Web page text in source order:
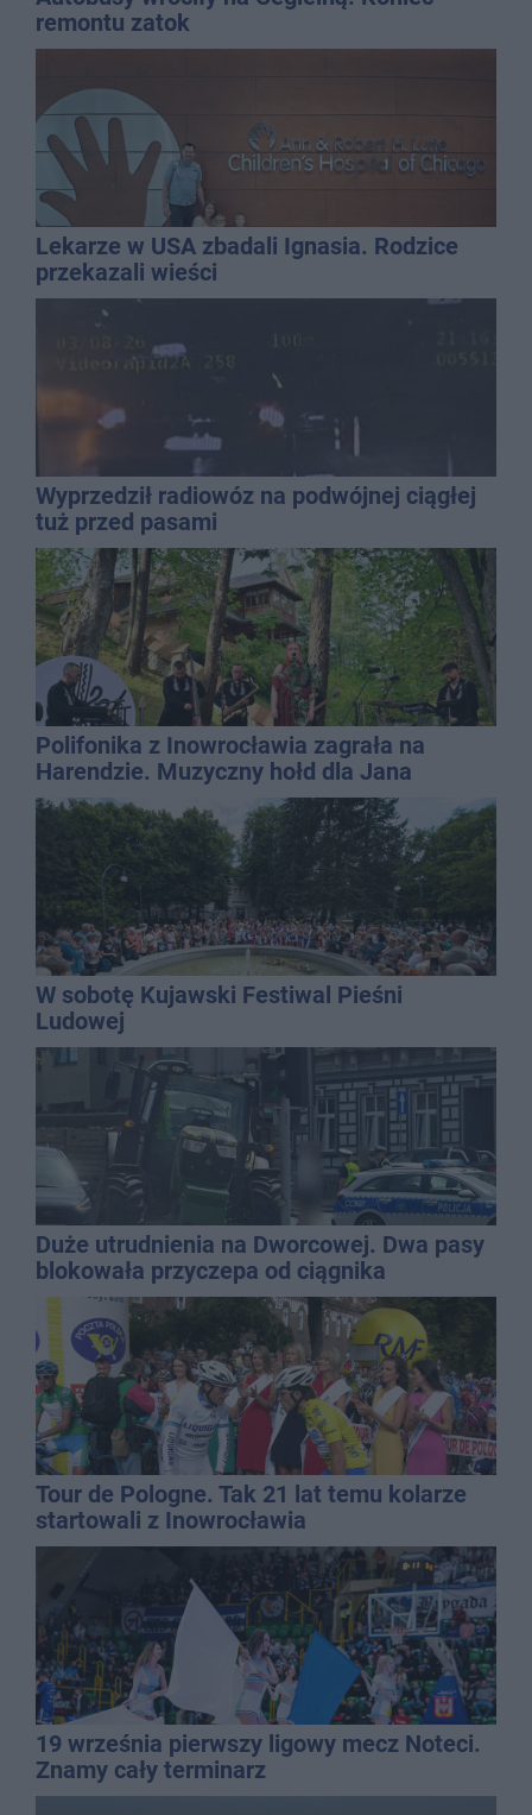
remontu zatok
Lekarze w USA zbadali Ignasia. Rodzice
przekazali wieści
Wyprzedził radiowóz na podwójnej ciągłej
tuż przed pasami
Polifonika z Inowrocławia zagrała na
Harendzie. Muzyczny hołd dla Jana
Kasprowicza
W sobotę Kujawski Festiwal Pieśni
Ludowej
Duże utrudnienia na Dworcowej. Dwa pasy
blokowała przyczepa od ciągnika
Tour de Pologne. Tak 21 lat temu kolarze
startowali z Inowrocławia
19 września pierwszy ligowy mecz Noteci.
Znamy cały terminarz